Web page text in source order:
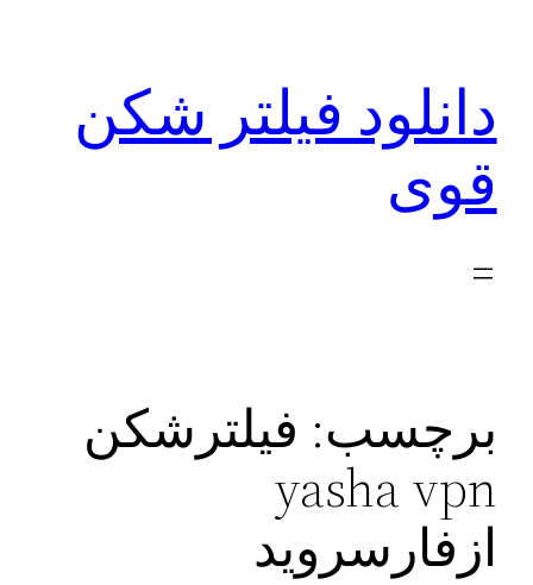
دانلود فیلتر شکن
قوی
برچسب: فیلترشکن
yasha vpn
ازفارسروید